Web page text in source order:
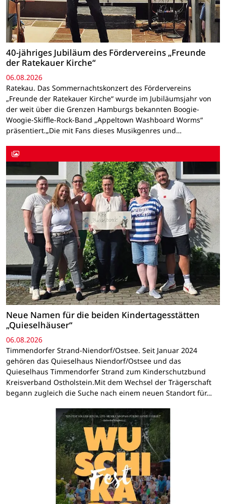
40-jähriges Jubiläum des Fördervereins „Freunde
der Ratekauer Kirche“
06.08.2026
Ratekau. Das Sommernachtskonzert des Fördervereins
„Freunde der Ratekauer Kirche“ wurde im Jubiläumsjahr von
der weit über die Grenzen Hamburgs bekannten Boogie-
Woogie-Skiffle-Rock-Band „Appeltown Washboard Worms“
präsentiert.„Die mit Fans dieses Musikgenres und…
Neue Namen für die beiden Kindertagesstätten
„Quieselhäuser“
06.08.2026
Timmendorfer Strand-Niendorf/Ostsee. Seit Januar 2024
gehören das Quieselhaus Niendorf/Ostsee und das
Quieselhaus Timmendorfer Strand zum Kinderschutzbund
Kreisverband Ostholstein.Mit dem Wechsel der Trägerschaft
begann zugleich die Suche nach einem neuen Standort für…